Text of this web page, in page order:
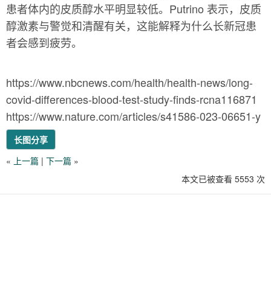
患者体内的皮质醇水平明显较低。Putrino 表示，皮质
醇激素与警觉和清醒有关，这能解释为什么长新冠患
者会感到疲劳。
https://www.nbcnews.com/health/health-news/long-
covid-differences-blood-test-study-finds-rcna116871
https://www.nature.com/articles/s41586-023-06651-y
长图分享
« 上一篇 | 下一篇 »
本文已被查看 5553 次